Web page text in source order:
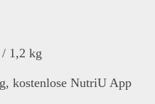
1,2 kg
kostenlose NutriU App